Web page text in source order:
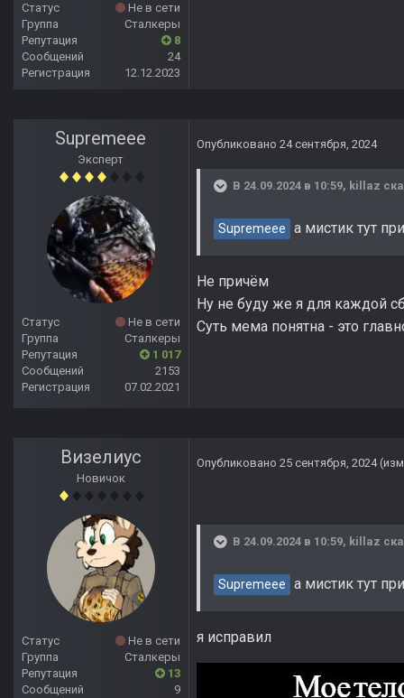
Статус
Не в сети
Группа
Сталкеры
Репутация
8
Сообщений
24
Регистрация
12.12.2023
Supremeee
Эксперт
Статус
Не в сети
Группа
Сталкеры
Репутация
1 017
Сообщений
2153
Регистрация
07.02.2021
Опубликовано 24 сентября, 2024
В 24.09.2024 в 10:59, killaz
Supremeee а мистик тут
Не причём
Ну не буду же я для каждой
Суть мема понятна - это
Визелиус
Новичок
Статус
Не в сети
Группа
Сталкеры
Репутация
13
Сообщений
9
Опубликовано 25 сентября, 2024
В 24.09.2024 в 10:59, killaz
Supremeee а мистик тут
я исправил